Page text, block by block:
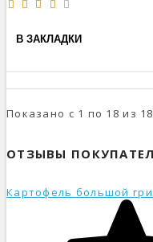
В ЗАКЛАДКИ
Показано с 1 по 18 из
ОТЗЫВЫ
Картофель большой